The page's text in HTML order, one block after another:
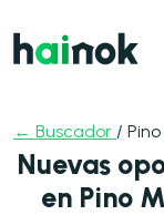
← Buscador /
Nuevas
en Pino